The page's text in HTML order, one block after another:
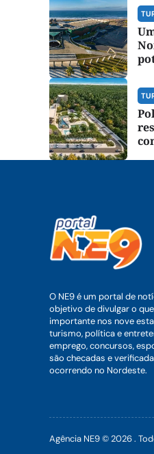
O NE9 é um portal de
objetivo de divulgar o
importante nos nove
turismo, política e
emprego, concursos,
são checadas e
ocorrendo no Nordeste.
Agência NE9 © 2026 .